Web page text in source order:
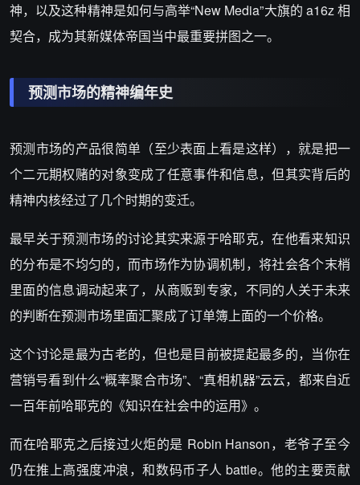
神，以及这种精神是如何与高举“New Media”大旗的 a16z相
契合，成为其新媒体帝国当中最重要拼图之一。
预测市场的精神编年史
预测市场的产品很简单（至少表面上看是这样），就是把一
个二元期权赌的对象变成了任意事件和信息，但其实背后的
精神内核经过了几个时期的变迁。
最早关于预测市场的讨论其实来源于哈耶克，在他看来知识
的分布是不均匀的，而市场作为协调机制，将社会各个末梢
里面的信息调动起来了，从商贩到专家，不同的人关于未来
的判断在预测市场里面汇聚成了订单簿上面的一个价格。
这个讨论是最为古老的，但也是目前被提起最多的， 当你在
营销号看到什么“概率聚合市场”、“真相机器”云云，都来自近
一百年前哈耶克的《知识在社会中的运用》。
而在哈耶克之后接过火炬的是 Robin Hanson，老爷子至今
仍在推上高强度冲浪，和数码币子人 battle。他的主要贡献